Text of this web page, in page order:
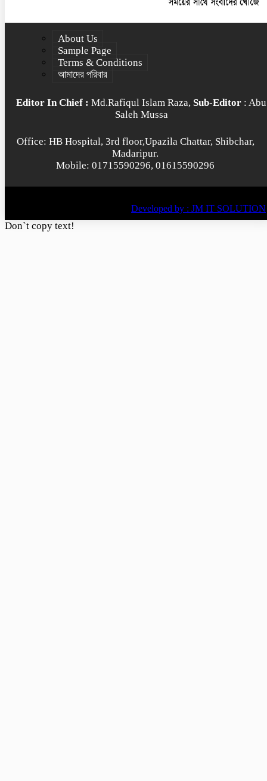
About Us
Sample Page
Terms & Conditions
আমাদের পরিবার
Editor In Chief : Md.Rafiqul Islam Raza, Sub-Editor : Abu
Saleh Mussa
Office: HB Hospital, 3rd floor,Upazila Chattar, Shibchar,
Madaripur.
Mobile: 01715590296, 01615590296
Developed by : JM IT SOLUTION
Don`t copy text!